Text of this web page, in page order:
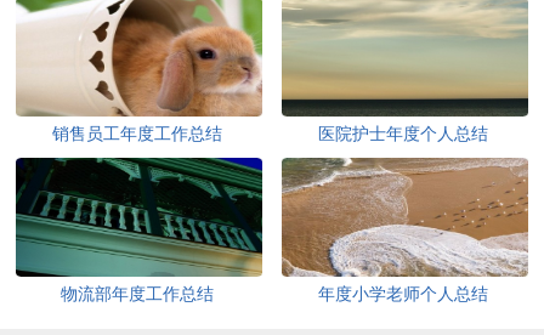
销售员工年度工作总结 医院护士年度个人总结
物流部年度工作总结 年度小学老师个人总结